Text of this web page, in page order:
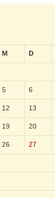
M D
5 6
12 13
19 20
26 27